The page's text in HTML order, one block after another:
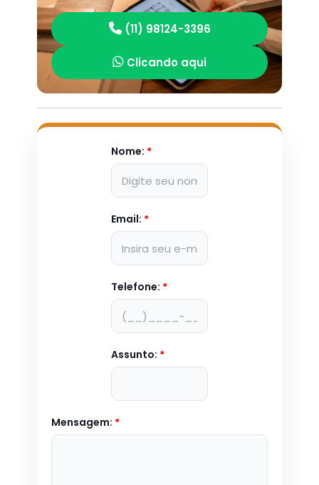
(11) 98124-3396
Clicando aqui
Nome: *
Email: *
Telefone: *
Assunto: *
Mensagem: *